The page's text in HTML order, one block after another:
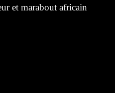
et marabout africain